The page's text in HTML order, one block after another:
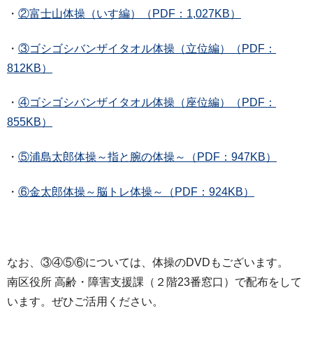
・ ②富士山体操（いす編）（PDF：1,027KB）
・ ③ゴシゴシバンザイタオル体操（立位編）（PDF：
812KB）
・ ④ゴシゴシバンザイタオル体操（座位編）（PDF：
855KB）
・ ⑤浦島太郎体操～指と腕の体操～（PDF：947KB）
・ ⑥金太郎体操～脳トレ体操～（PDF：924KB）
なお、③④⑤⑥については、体操のDVDもございます。
南区役所 高齢・障害支援課（２階23番窓口）で配布をして
います。ぜひご活用ください。